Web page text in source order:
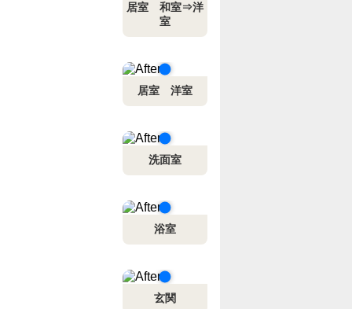
居室 和室⇒洋
室
居室 洋室
洗面室
浴室
玄関